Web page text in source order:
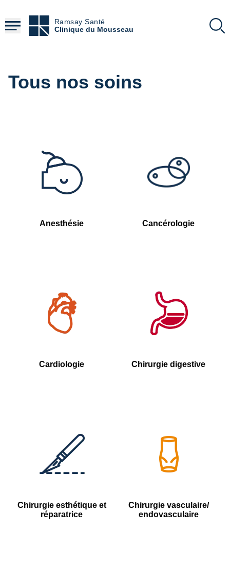
contenu
principal
Ramsay Santé
Clinique du Mousseau
Tous nos soins
Anesthésie Cancérologie
Cardiologie Chirurgie digestive
Chirurgie esthétique et
réparatrice
Chirurgie vasculaire/
endovasculaire